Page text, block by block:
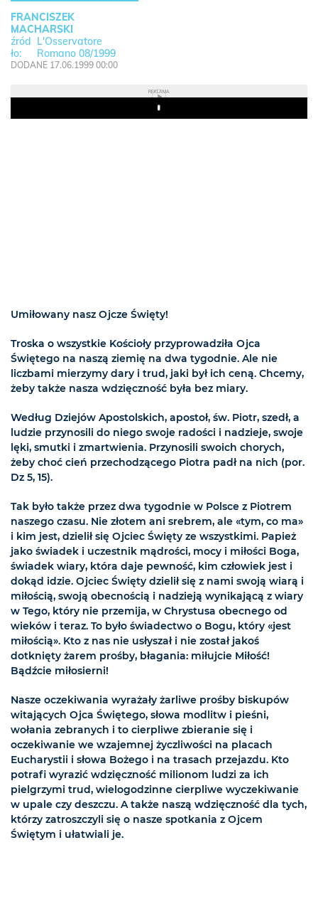
FRANCISZEK
MACHARSKI
L'Osservatore
Romano 08/1999
DODANE 17.06.1999 00:00
REKLAMA
Play
Umiłowany nasz Ojcze Święty!
Troska o wszystkie Kościoły przyprowadziła Ojca
Świętego na naszą ziemię na dwa tygodnie. Ale nie
liczbami mierzymy dary i trud, jaki był ich ceną. Chcemy,
żeby także nasza wdzięczność była bez miary.
Według Dziejów Apostolskich, apostoł, św. Piotr, szedł, a
ludzie przynosili do niego swoje radości i nadzieje, swoje
lęki, smutki i zmartwienia. Przynosili swoich chorych,
żeby choć cień przechodzącego Piotra padł na nich (por.
Dz 5, 15).
Tak było także przez dwa tygodnie w Polsce z Piotrem
naszego czasu. Nie złotem ani srebrem, ale «tym, co ma»
i kim jest, dzielił się Ojciec Święty ze wszystkimi. Papież
jako świadek i uczestnik mądrości, mocy i miłości Boga,
świadek wiary, która daje pewność, kim człowiek jest i
dokąd idzie. Ojciec Święty dzielił się z nami swoją wiarą i
miłością, swoją obecnością i nadzieją wynikającą z wiary
w Tego, który nie przemija, w Chrystusa obecnego od
wieków i teraz. To było świadectwo o Bogu, który «jest
miłością». Kto z nas nie usłyszał i nie został jakoś
dotknięty żarem prośby, błagania: miłujcie Miłość!
Bądźcie miłosierni!
Nasze oczekiwania wyrażały żarliwe prośby biskupów
witających Ojca Świętego, słowa modlitw i pieśni,
wołania zebranych i to cierpliwe zbieranie się i
oczekiwanie we wzajemnej życzliwości na placach
Eucharystii i słowa Bożego i na trasach przejazdu. Kto
potrafi wyrazić wdzięczność milionom ludzi za ich
pielgrzymi trud, wielogodzinne cierpliwe wyczekiwanie
w upale czy deszczu. A także naszą wdzięczność dla tych,
którzy zatroszczyli się o nasze spotkania z Ojcem
Świętym i ułatwiali je.